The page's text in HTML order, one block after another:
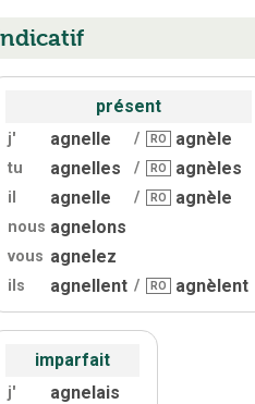
présent
j' agnelle / RO agnèle
tu agnelles / RO agnèles
il agnelle / RO agnèle
nous agnelons
vous agnelez
ils agnellent / RO agnèlent
imparfait
j' agnelais